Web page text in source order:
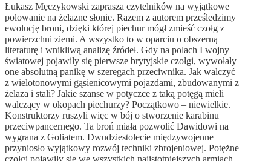
Łukasz Męczykowski zaprasza czytelników na wyjątkowe
polowanie na żelazne słonie. Razem z autorem prześledzimy
ewolucję broni, dzięki której piechur mógł zmieść czołg z
powierzchni ziemi. A wszystko to w oparciu o obszerną
literaturę i wnikliwą analizę źródeł. Gdy na polach I wojny
światowej pojawiły się pierwsze brytyjskie czołgi, wywołały
one absolutną panikę w szeregach przeciwnika. Jak walczyć
z wielotonowymi gąsienicowymi pojazdami, zbudowanymi z
żelaza i stali? Jakie szanse w potyczce z taką potęgą mieli
walczący w okopach piechurzy? Początkowo – niewielkie.
Konstruktorzy ruszyli więc w bój o stworzenie karabinu
przeciwpancernego. Ta broń miała pozwolić Dawidowi na
wygrana z Goliatem. Dwudziestolecie międzywojenne
przyniosło wyjątkowy rozwój techniki zbrojeniowej. Potężne
czołgi pojawiły się we wszystkich najistotniejszych armiach